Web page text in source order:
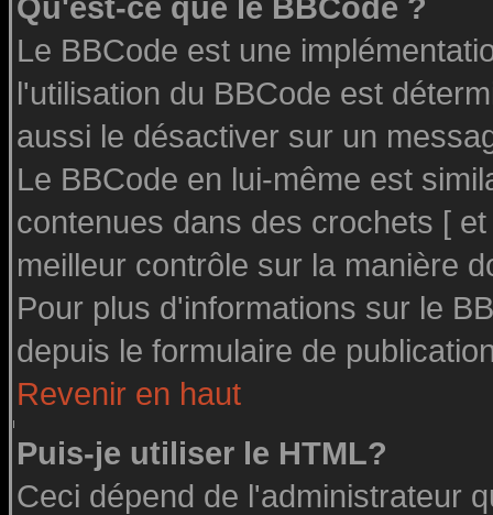
Qu'est-ce que le BBCode ?
Le BBCode est une
l'utilisation du BBCode est
aussi le désactiver sur un
Le BBCode en lui-même est
contenues dans des crochets [
meilleur contrôle sur la manière
Pour plus d'informations sur le
depuis le formulaire de
Revenir en haut
Puis-je utiliser le HTML?
Ceci dépend de l'administrateur